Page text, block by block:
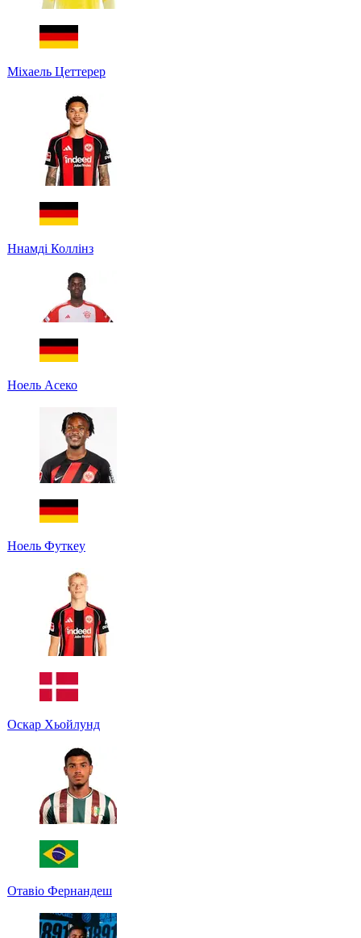
Міхаель Цеттерер
Ннамді Коллінз
Ноель Асеко
Ноель Футкеу
Оскар Хьойлунд
Отавіо Фернандеш